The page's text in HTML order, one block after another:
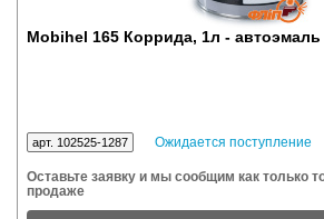
Mobihel 165 Коррида, 1л - автоэмаль
арт. 102525-1287 Ожидается поступление
Оставьте заявку и мы сообщим как только
продаже